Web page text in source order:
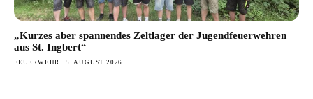
„Kurzes aber spannendes Zeltlager der Jugendfeuerwehren
aus St. Ingbert“
FEUERWEHR 5. AUGUST 2026